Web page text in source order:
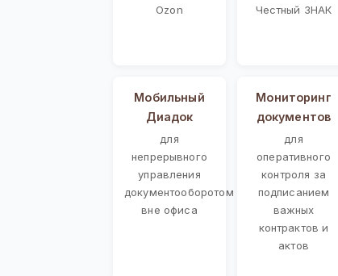
Ozon
Честный ЗНАК
Мобильный
Диадок
для
непрерывного
управления
документооборотом
вне офиса
Мониторинг
документов
для
оперативного
контроля за
подписанием
важных
контрактов и
актов